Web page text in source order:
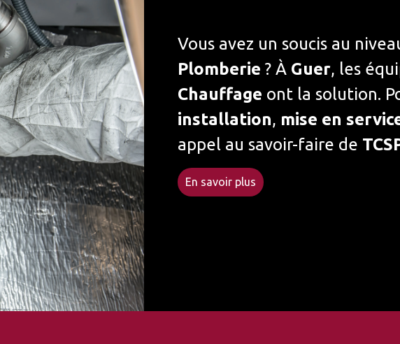
Vous avez un soucis au
Plomberie ? À Guer, les
Chauffage ont la solution.
installation, mise en
appel au savoir-faire de
En savoir plus